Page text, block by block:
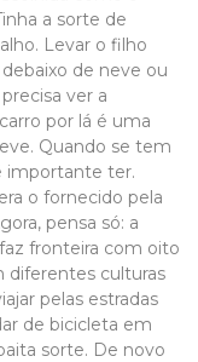
a sorte de
Levar o filho
de neve ou
ver a
por lá é uma
Quando se tem
importante ter.
o fornecido pela
pensa só: a
fronteira com oito
diferentes culturas
pelas estradas
de bicicleta em
sorte. De novo